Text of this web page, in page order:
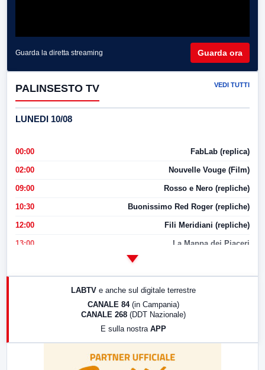
Guarda la diretta streaming Guarda ora
PALINSESTO TV VEDI TUTTI
LUNEDI 10/08
00:00 FabLab (replica)
02:00 Nouvelle Vouge (Film)
09:00 Rosso e Nero (repliche)
10:30 Buonissimo Red Roger (repliche)
12:00 Fili Meridiani (repliche)
13:00 La Mappa dei Piaceri
LABTV e anche sul digitale terrestre
CANALE 84 (in Campania)
CANALE 268 (DDT Nazionale)
E sulla nostra APP